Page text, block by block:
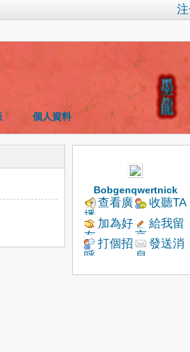
個人資料
Bobgenqwertnick
查看廣
播
收聽TA
加為好
友
給我留
言
打個招
呼
發送消
息